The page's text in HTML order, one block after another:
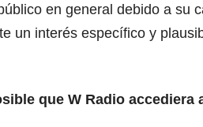
en general debido a su
un interés específico y
que W Radio accediera